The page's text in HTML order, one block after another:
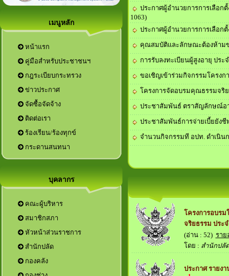
เมนูหลัก
หน้าแรก
คู่มือสำหรับประชาชนฯ
กฎระเบียบกระทรวง
ข่าวประกาศ
จัดซื้อจัดจ้าง
ติดต่อเรา
ร้องเรียน/ร้องทุกข์
กระดานสนทนา
บุคลากร
คณะผู้บริหาร
สมาชิกสภา
หัวหน้าส่วนราชการ
ประกาศผู้อำนวยการการเลือก
1063)
ประกาศผู้อำนวยการการเลือก
คุณสมบัติและลักษณะต้องห้ามข
การรับลงทะเบียนผู้สูงอายุ ปร
ขอเชิญเข้าร่วมกิจกรรมโครงก
โครงการจัดอบรมคุณธรรมจริ
ประชาสัมพันธ์ ตราสัญลักษณ์อ
ประชาสัมพันธ์การจ่ายเบี้ยยังชี
จำนวนกิจกรรมที อปท. ดำเนิน
โครงการอบร
จริยธรรม ประ
(อ่าน : 52) ราย
โดย : สำนักปลัด
ประกาศ รายง